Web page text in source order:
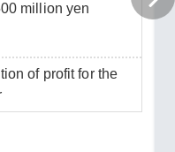
million yen
of profit for the